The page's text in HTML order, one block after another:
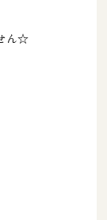
ん☆